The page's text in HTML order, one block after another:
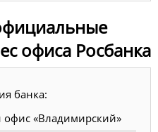
офиса Росбанка
банка:
«Владимирский»